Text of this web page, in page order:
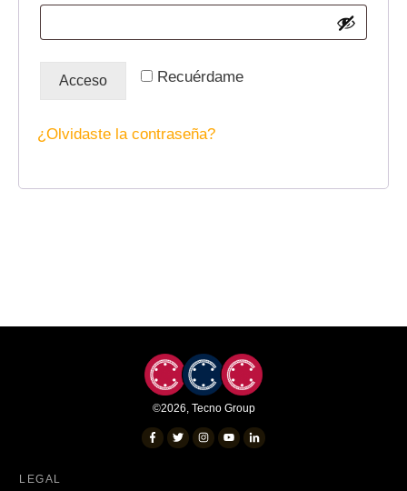
Recuérdame
Acceso
¿Olvidaste la contraseña?
©2026 Tecno Group
LEGAL